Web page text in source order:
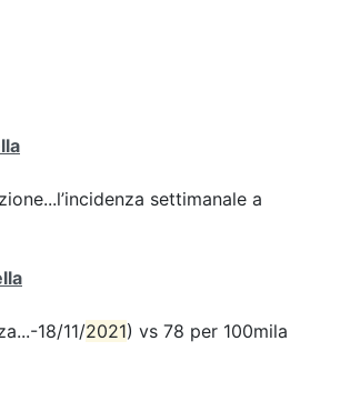
settimanale a
18/11/2021) vs 78 per 100mila